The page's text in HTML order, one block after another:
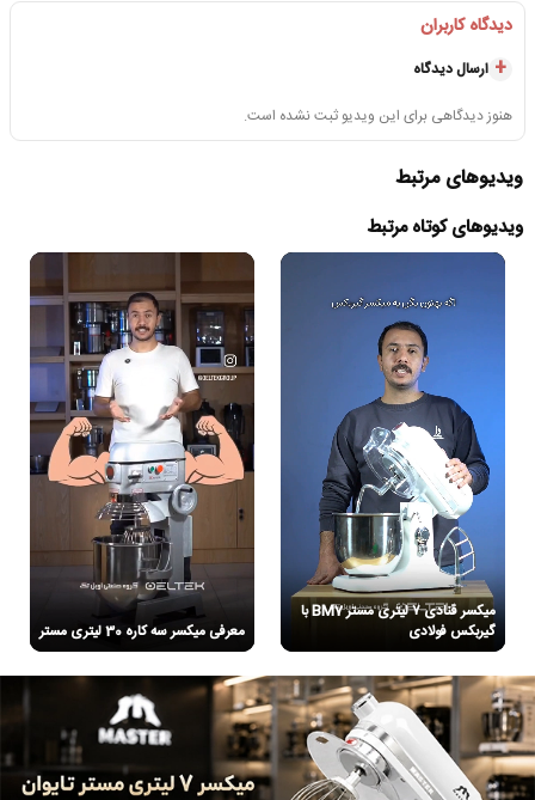
دیدگاه کاربران
ارسال دیدگاه
هنوز دیدگاهی برای این ویدیو ثبت نشده است.
ویدیوهای مرتبط
ویدیوهای کوتاه مرتبط
میکسر قنادی ۷ لیتری مستر BM7 با
گیربکس فولادی
معرفی میکسر سه کاره 30 لیتری مستر